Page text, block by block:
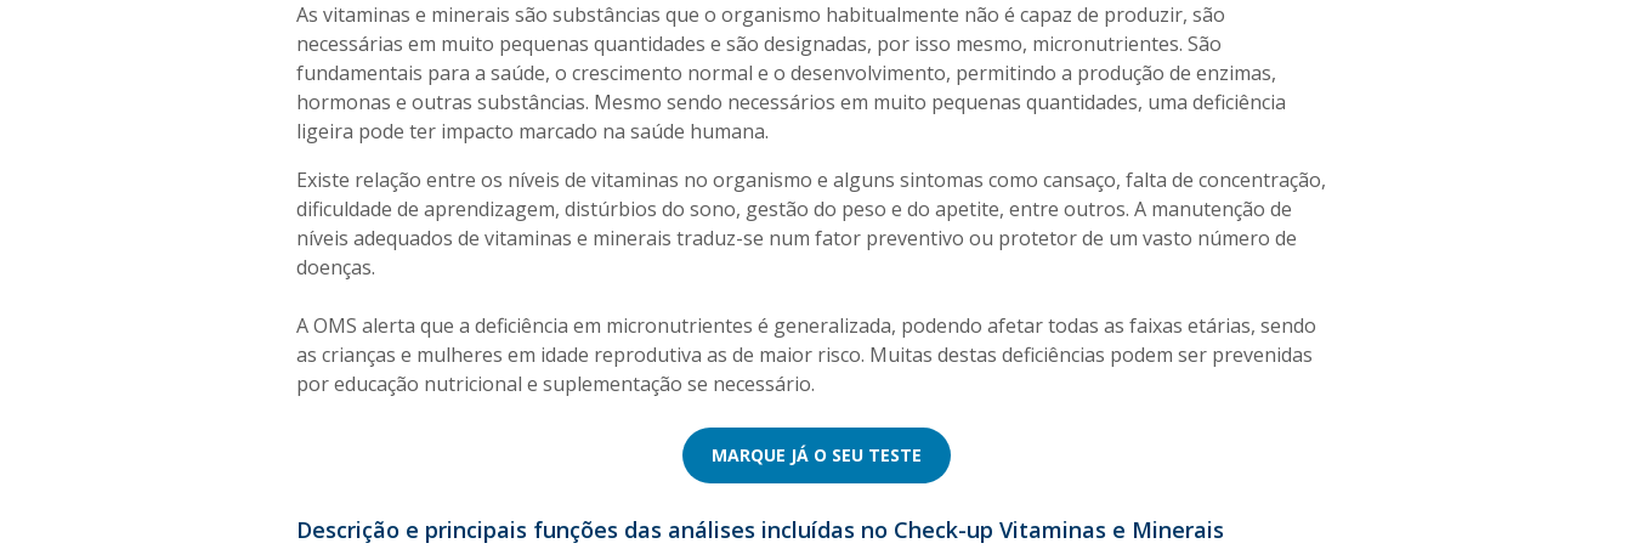
As vitaminas e minerais são substâncias que o organismo habitualmente não é capaz de produzir, são
necessárias em muito pequenas quantidades e são designadas, por isso mesmo, micronutrientes. São
fundamentais para a saúde, o crescimento normal e o desenvolvimento, permitindo a produção de enzimas,
hormonas e outras substâncias. Mesmo sendo necessários em muito pequenas quantidades, uma deficiência
ligeira pode ter impacto marcado na saúde humana.
Existe relação entre os níveis de vitaminas no organismo e alguns sintomas como cansaço, falta de concentração,
dificuldade de aprendizagem, distúrbios do sono, gestão do peso e do apetite, entre outros. A manutenção de
níveis adequados de vitaminas e minerais traduz-se num fator preventivo ou protetor de um vasto número de
doenças.
A OMS alerta que a deficiência em micronutrientes é generalizada, podendo afetar todas as faixas etárias, sendo
as crianças e mulheres em idade reprodutiva as de maior risco. Muitas destas deficiências podem ser prevenidas
por educação nutricional e suplementação se necessário.
MARQUE JÁ O SEU TESTE
Descrição e principais funções das análises incluídas no Check-up Vitaminas e Minerais